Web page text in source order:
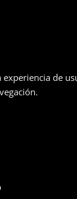
experiencia de